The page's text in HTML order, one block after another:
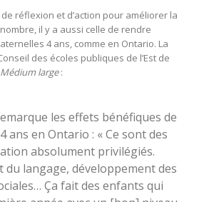
réflexion et d’action pour améliorer la
il y a aussi celle de rendre
4 ans, comme en Ontario. La
des écoles publiques de l’Est de
Médium large:
les effets bénéfiques de
ans en Ontario : « Ce sont des
absolument privilégiés.
du langage, développement des
Ça fait des enfants qui